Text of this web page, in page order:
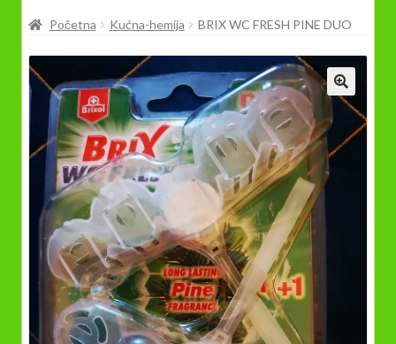
Prodavnica
Početna Kućna-hemija BRIX WC FRESH PINE DUO